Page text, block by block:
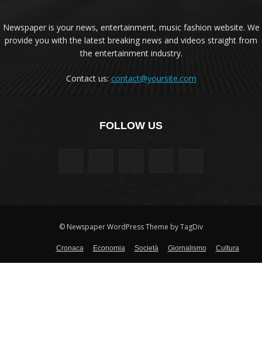
Newspaper is your news, entertainment, music fashion website. We
provide you with the latest breaking news and videos straight from
the entertainment industry.
Contact us: contact@yoursite.com
FOLLOW US
© Newspaper WordPress Theme by TagDiv
Cronaca Economia Società Giornalismo Cultura